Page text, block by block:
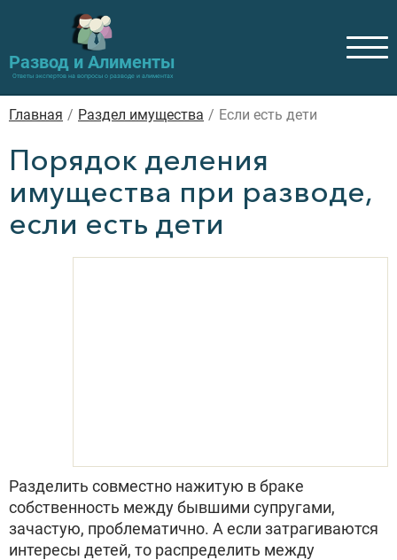
Развод и Алименты
Ответы экспертов на вопросы о разводе и алиментах
Главная / Раздел имущества / Если есть дети
Порядок деления
имущества при разводе,
если есть дети
Разделить совместно нажитую в браке
собственность между бывшими супругами,
зачастую, проблематично. А если затрагиваются
интересы детей, то распределить между